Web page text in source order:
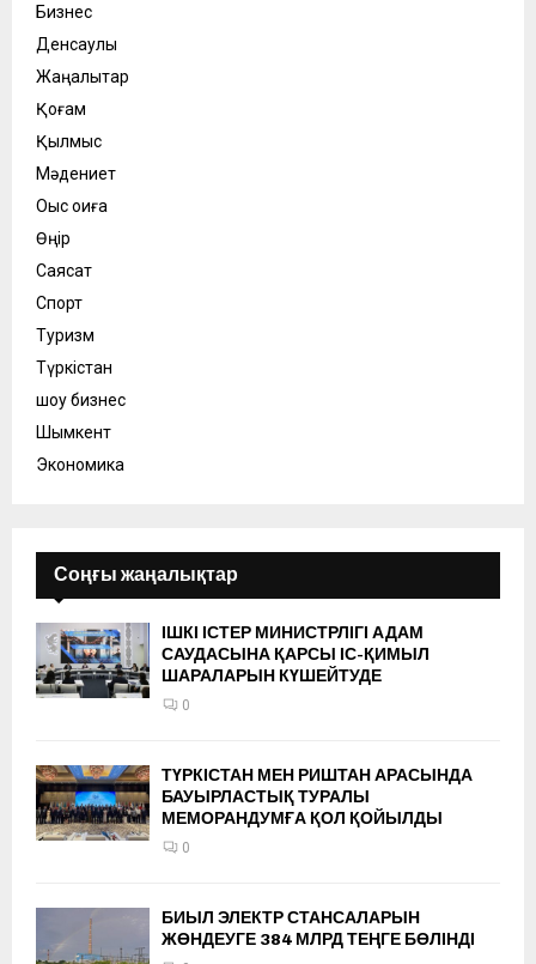
Бизнес
Денсаулық
Жаңалықтар
Қоғам
Қылмыс
Мәдениет
Оқыс оқиға
Өңір
Саясат
Спорт
Туризм
Түркістан
шоу бизнес
Шымкент
Экономика
Соңғы жаңалықтар
ІШКІ ІСТЕР МИНИСТРЛІГІ АДАМ
САУДАСЫНА ҚАРСЫ ІС-ҚИМЫЛ
ШАРАЛАРЫН КҮШЕЙТУДЕ
0
ТҮРКІСТАН МЕН РИШТАН АРАСЫНДА
БАУЫРЛАСТЫҚ ТУРАЛЫ
МЕМОРАНДУМҒА ҚОЛ ҚОЙЫЛДЫ
0
БИЫЛ ЭЛЕКТР СТАНСАЛАРЫН
ЖӨНДЕУГЕ 384 МЛРД ТЕҢГЕ БӨЛІНДІ